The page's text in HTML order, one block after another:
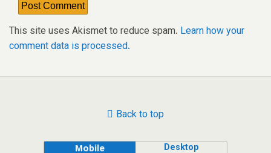
This site uses Akismet to reduce spam. Learn how your
comment data is processed.
Back to top
Mobile Desktop